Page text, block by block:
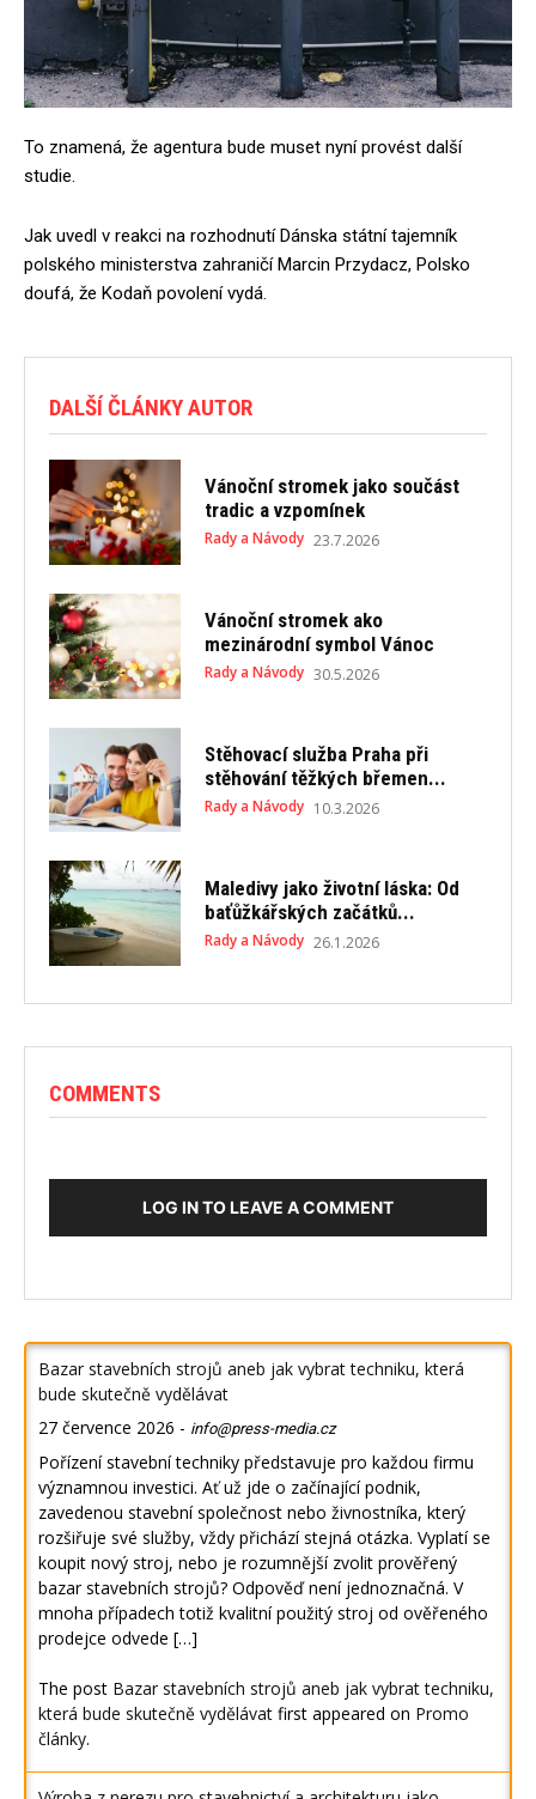
To znamená, že agentura bude muset nyní provést další
studie.
Jak uvedl v reakci na rozhodnutí Dánska státní tajemník
polského ministerstva zahraničí Marcin Przydacz, Polsko
doufá, že Kodaň povolení vydá.
DALŠÍ ČLÁNKY AUTOR
Vánoční stromek jako součást
tradic a vzpomínek
Rady a Návody 23.7.2026
Vánoční stromek ako
mezinárodní symbol Vánoc
Rady a Návody 30.5.2026
Stěhovací služba Praha při
stěhování těžkých břemen...
Rady a Návody 10.3.2026
Maledivy jako životní láska: Od
baťůžkářských začátků...
Rady a Návody 26.1.2026
COMMENTS
LOG IN TO LEAVE A COMMENT
Bazar stavebních strojů aneb jak vybrat techniku, která
bude skutečně vydělávat
27 července 2026 - info@press-media.cz
Pořízení stavební techniky představuje pro každou firmu
významnou investici. Ať už jde o začínající podnik,
zavedenou stavební společnost nebo živnostníka, který
rozšiřuje své služby, vždy přichází stejná otázka. Vyplatí se
koupit nový stroj, nebo je rozumnější zvolit prověřený
bazar stavebních strojů? Odpověď není jednoznačná. V
mnoha případech totiž kvalitní použitý stroj od ověřeného
prodejce odvede […]
The post Bazar stavebních strojů aneb jak vybrat techniku,
která bude skutečně vydělávat first appeared on Promo
články.